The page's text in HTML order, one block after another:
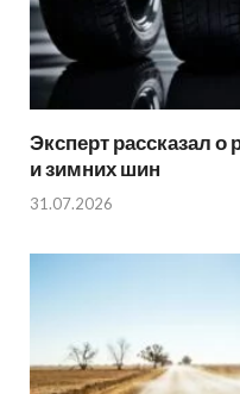
Эксперт рассказал о
и зимних шин
31.07.2026